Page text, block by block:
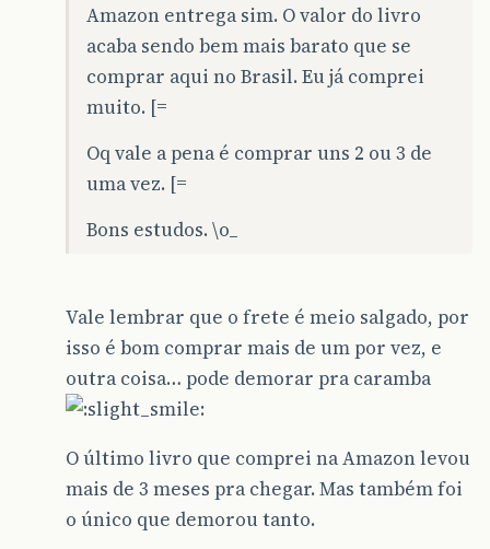
Amazon entrega sim. O valor do livro
acaba sendo bem mais barato que se
comprar aqui no Brasil. Eu já comprei
muito. [=
Oq vale a pena é comprar uns 2 ou 3 de
uma vez. [=
Bons estudos. \o_
Vale lembrar que o frete é meio salgado, por
isso é bom comprar mais de um por vez, e
outra coisa… pode demorar pra caramba
O último livro que comprei na Amazon levou
mais de 3 meses pra chegar. Mas também foi
o único que demorou tanto.